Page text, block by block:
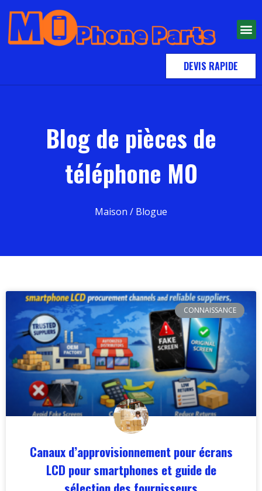
DEVIS RAPIDE
Blog de pièces de
téléphone MO
Maison / Blogue
CONNAISSANCE
Canaux d’approvisionnement pour écrans
LCD pour smartphones et guide de